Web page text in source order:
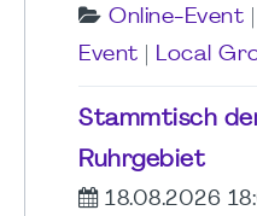
Online-Event
Event
Local
Stammtisch
Ruhrgebiet
18.08.2026